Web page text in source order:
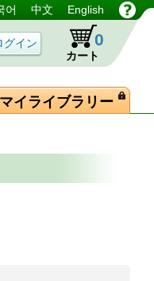
어 中文 English
カート
0
マイライブラリー